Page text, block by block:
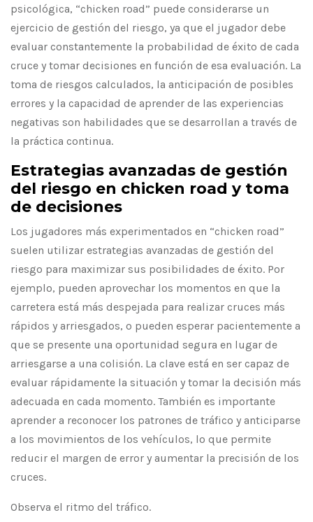
psicológica, “chicken road” puede considerarse un
ejercicio de gestión del riesgo, ya que el jugador debe
evaluar constantemente la probabilidad de éxito de cada
cruce y tomar decisiones en función de esa evaluación. La
toma de riesgos calculados, la anticipación de posibles
errores y la capacidad de aprender de las experiencias
negativas son habilidades que se desarrollan a través de
la práctica continua.
Estrategias avanzadas de gestión
del riesgo en chicken road y toma
de decisiones
Los jugadores más experimentados en “chicken road”
suelen utilizar estrategias avanzadas de gestión del
riesgo para maximizar sus posibilidades de éxito. Por
ejemplo, pueden aprovechar los momentos en que la
carretera está más despejada para realizar cruces más
rápidos y arriesgados, o pueden esperar pacientemente a
que se presente una oportunidad segura en lugar de
arriesgarse a una colisión. La clave está en ser capaz de
evaluar rápidamente la situación y tomar la decisión más
adecuada en cada momento. También es importante
aprender a reconocer los patrones de tráfico y anticiparse
a los movimientos de los vehículos, lo que permite
reducir el margen de error y aumentar la precisión de los
cruces.
Observa el ritmo del tráfico.